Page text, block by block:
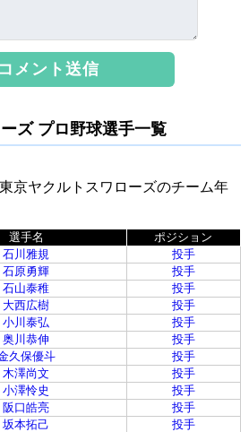
ズ プロ野球選手一覧
京ヤクルトスワローズのチーム年
選手名
ポジション
石川雅規
投手
石原勇輝
投手
石山泰稚
投手
大西広樹
投手
小川泰弘
投手
奥川恭伸
投手
久保優斗
投手
木澤尚文
投手
小澤怜史
投手
阪口皓亮
投手
坂本拓己
投手